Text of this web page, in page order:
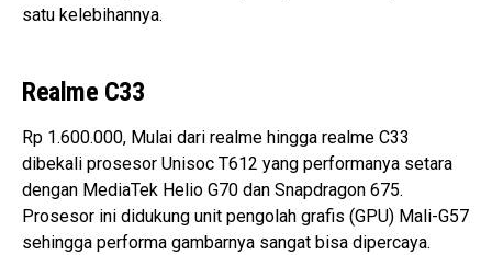
satu kelebihannya.
Realme C33
Rp 1.600.000, Mulai dari realme hingga realme C33
dibekali prosesor Unisoc T612 yang performanya setara
dengan MediaTek Helio G70 dan Snapdragon 675.
Prosesor ini didukung unit pengolah grafis (GPU) Mali-G57
sehingga performa gambarnya sangat bisa dipercaya.